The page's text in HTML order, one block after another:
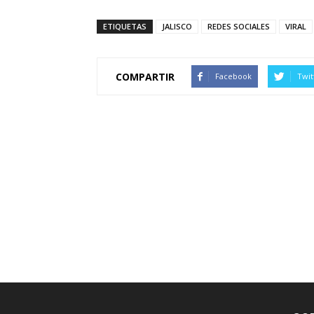
ETIQUETAS JALISCO REDES SOCIALES VIRAL
COMPARTIR Facebook